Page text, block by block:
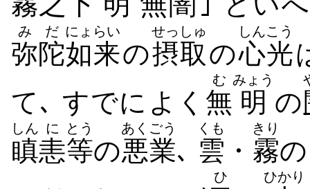
弥陀
みだ
如来
にょらい
の摂取
せっしゅ
の心光
しんこう
て､ すでに​よく 無
む
明
みょう
の
瞋
しん
恚
に
等
とう
の悪業
あくごう
､ 雲
くも
・ 霧
きり
ひ ひかり